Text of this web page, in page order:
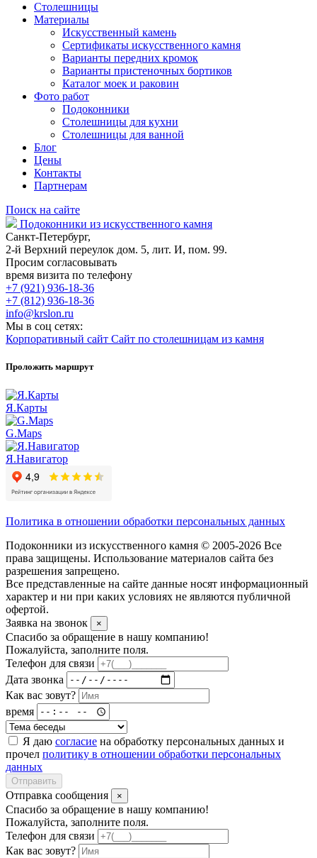
Столешницы
Материалы
Искусственный камень
Сертификаты искусственного камня
Варианты передних кромок
Варианты пристеночных бортиков
Каталог моек и раковин
Фото работ
Подоконники
Столешницы для кухни
Столешницы для ванной
Блог
Цены
Контакты
Партнерам
Поиск на сайте
Подоконники из искусственного камня
Санкт-Петербург,
2-й Верхний переулок дом. 5, лит. И, пом. 99.
Просим согласовывать
время визита по телефону
+7 (921) 936-18-36
+7 (812) 936-18-36
info@krslon.ru
Мы в соц сетях:
Корпоративный сайт Сайт по столешницам из камня
Проложить маршрут
Я.Карты
G.Maps
Я.Навигатор
Политика в отношении обработки персональных данных
Подоконники из искусственного камня © 2005-2026 Все
права защищены. Использование материалов сайта без
разрешения запрещено.
Все представленные на сайте данные носят информационный
характер и ни при каких условиях не являются публичной
офертой.
Заявка на звонок
×
Спасибо за обращение в нашу компанию!
Пожалуйста, заполните поля.
Телефон для связи
Дата звонка
Как вас зовут?
время
Я даю согласие на обработку персональных данных и
прочел политику в отношении обработки персональных
данных
Отправить
Отправка сообщения ×
Спасибо за обращение в нашу компанию!
Пожалуйста, заполните поля.
Телефон для связи
Как вас зовут?